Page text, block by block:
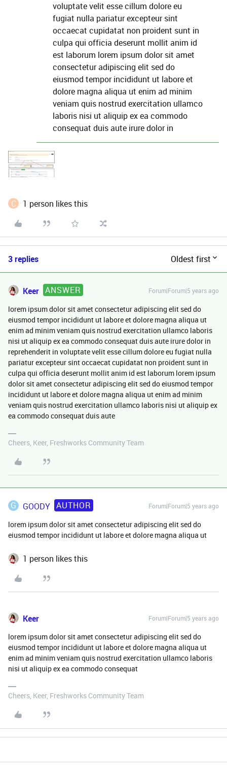
voluptate velit esse cillum dolore eu
fugiat nulla pariatur excepteur sint
occaecat cupidatat non proident sunt in
culpa qui officia deserunt mollit anim id
est laborum lorem ipsum dolor sit amet
consectetur adipiscing elit sed do
eiusmod tempor incididunt ut labore et
dolore magna aliqua ut enim ad minim
veniam quis nostrud exercitation ullamco
laboris nisi ut aliquip ex ea commodo
consequat duis aute irure dolor in
C 1 person likes this
3 replies Oldest first
Keer ANSWER Forum|Forum|5 years ago
lorem ipsum dolor sit amet consectetur adipiscing elit sed do
eiusmod tempor incididunt ut labore et dolore magna aliqua ut
enim ad minim veniam quis nostrud exercitation ullamco laboris
nisi ut aliquip ex ea commodo consequat duis aute irure dolor in
reprehenderit in voluptate velit esse cillum dolore eu fugiat nulla
pariatur excepteur sint occaecat cupidatat non proident sunt in
culpa qui officia deserunt mollit anim id est laborum lorem ipsum
dolor sit amet consectetur adipiscing elit sed do eiusmod tempor
incididunt ut labore et dolore magna aliqua ut enim ad minim
veniam quis nostrud exercitation ullamco laboris nisi ut aliquip ex
ea commodo consequat duis aute
Cheers, Keer, Freshworks Community Team
G GOODY AUTHOR Forum|Forum|5 years ago
lorem ipsum dolor sit amet consectetur adipiscing elit sed do
eiusmod tempor incididunt ut labore et dolore magna aliqua ut
1 person likes this
Keer Forum|Forum|5 years ago
lorem ipsum dolor sit amet consectetur adipiscing elit sed do
eiusmod tempor incididunt ut labore et dolore magna aliqua ut
enim ad minim veniam quis nostrud exercitation ullamco laboris
nisi ut aliquip ex ea commodo consequat
Cheers, Keer, Freshworks Community Team